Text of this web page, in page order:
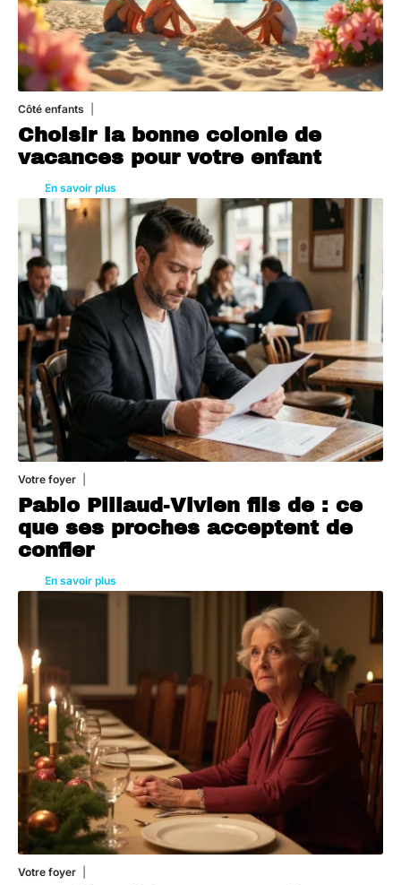
Côté enfants
Choisir la bonne colonie de
vacances pour votre enfant
En savoir plus
Votre foyer
Pablo Pillaud-Vivien fils de : ce
que ses proches acceptent de
confier
En savoir plus
Votre foyer